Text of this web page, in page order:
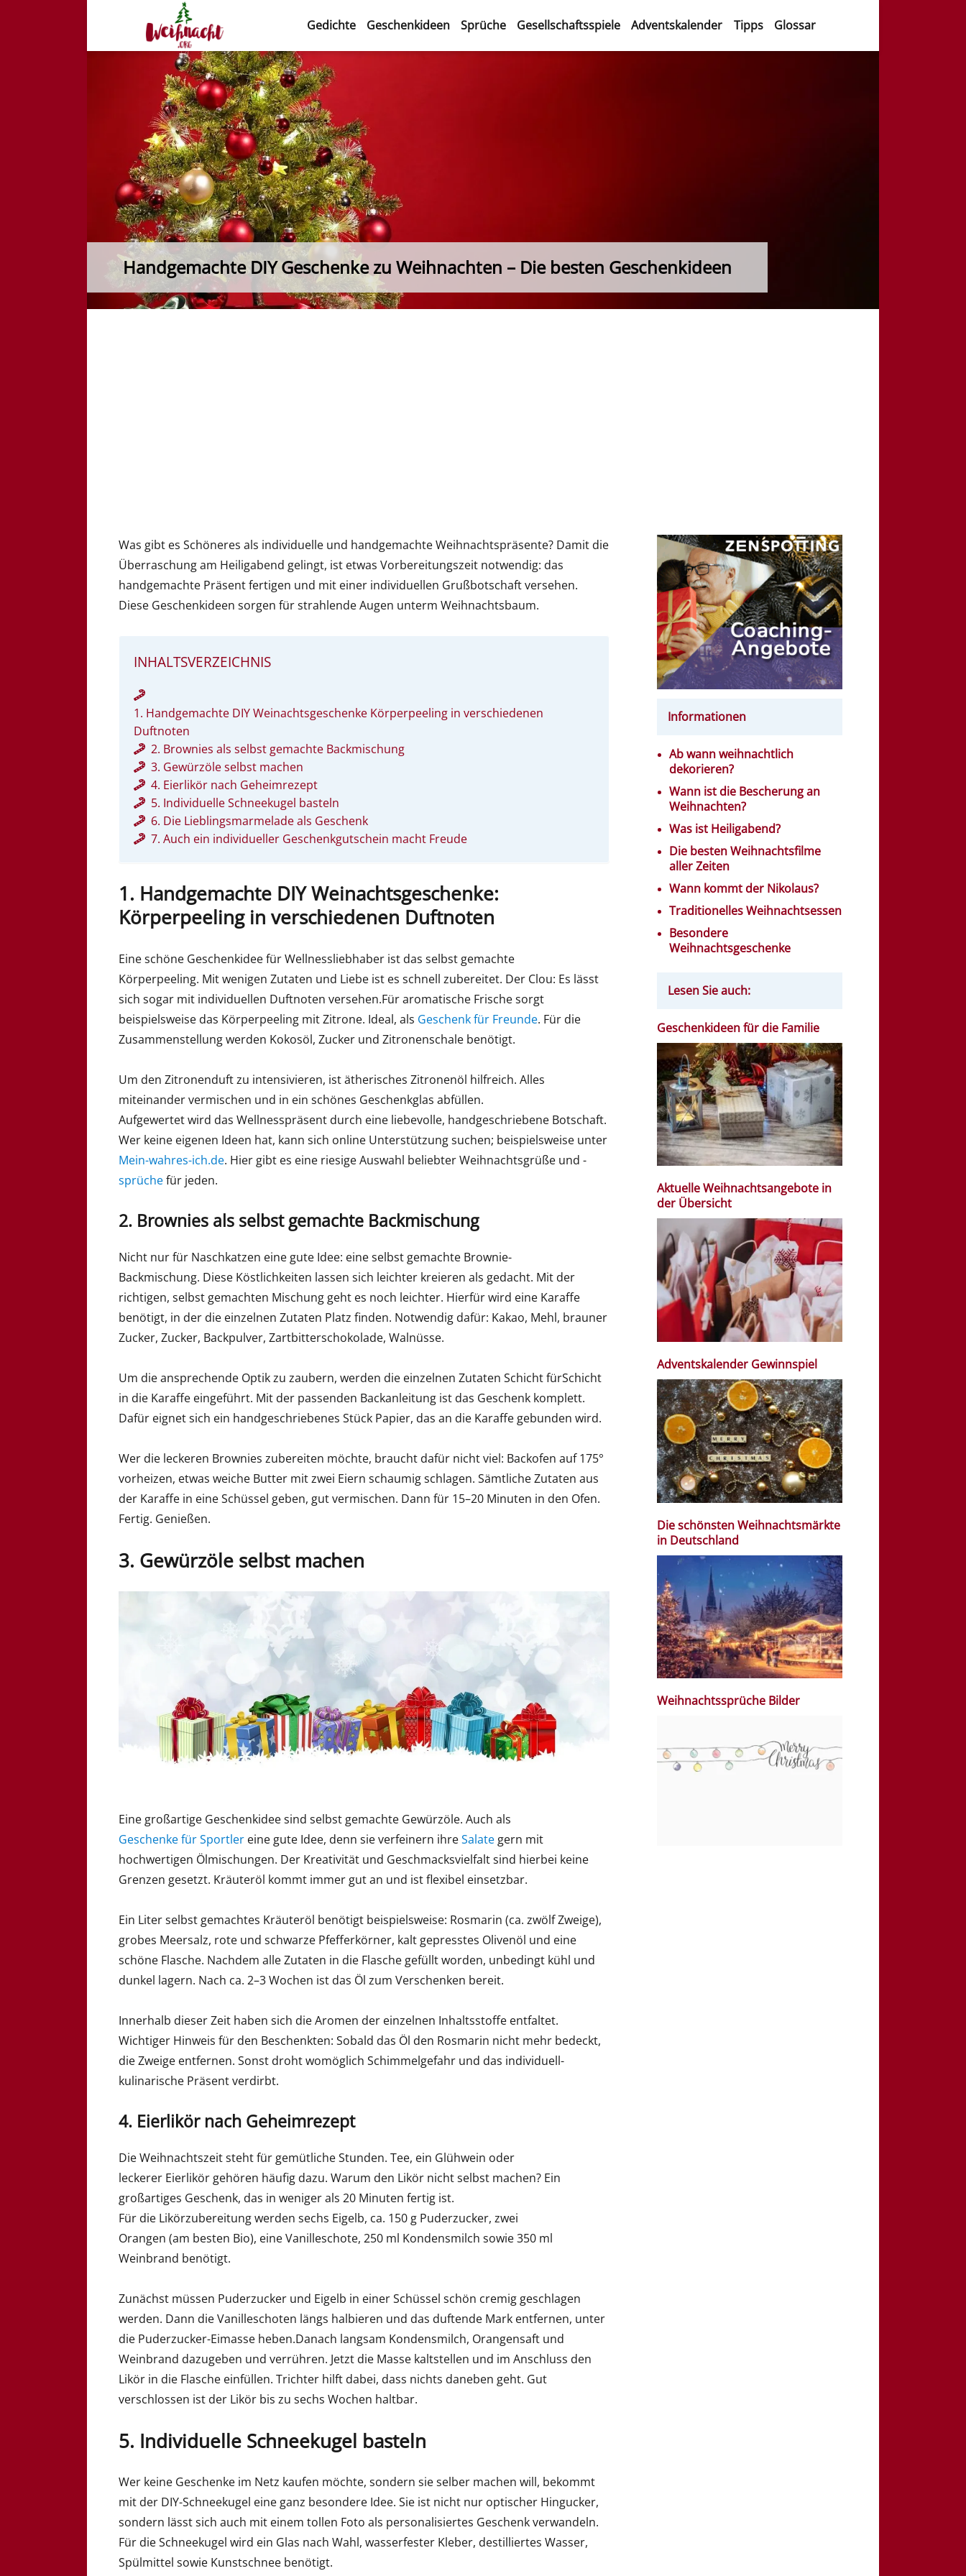
Weihnacht.org
Gedichte Geschenkideen Sprüche Gesellschaftsspiele Adventskalender Tipps Glossar
Handgemachte DIY Geschenke zu Weihnachten – Die besten Geschenkideen
Was gibt es Schöneres als individuelle und handgemachte Weihnachtspräsente? Damit die
Überraschung am Heiligabend gelingt, ist etwas Vorbereitungszeit notwendig: das
handgemachte Präsent fertigen und mit einer individuellen Grußbotschaft versehen.
Diese Geschenkideen sorgen für strahlende Augen unterm Weihnachtsbaum.
INHALTSVERZEICHNIS
1. Handgemachte DIY Weinachtsgeschenke Körperpeeling in verschiedenen
Duftnoten
2. Brownies als selbst gemachte Backmischung
3. Gewürzöle selbst machen
4. Eierlikör nach Geheimrezept
5. Individuelle Schneekugel basteln
6. Die Lieblingsmarmelade als Geschenk
7. Auch ein individueller Geschenkgutschein macht Freude
1. Handgemachte DIY Weinachtsgeschenke:
Körperpeeling in verschiedenen Duftnoten
Eine schöne Geschenkidee für Wellnessliebhaber ist das selbst gemachte
Körperpeeling. Mit wenigen Zutaten und Liebe ist es schnell zubereitet. Der Clou: Es lässt
sich sogar mit individuellen Duftnoten versehen.Für aromatische Frische sorgt
beispielsweise das Körperpeeling mit Zitrone. Ideal, als Geschenk für Freunde. Für die
Zusammenstellung werden Kokosöl, Zucker und Zitronenschale benötigt.
Um den Zitronenduft zu intensivieren, ist ätherisches Zitronenöl hilfreich. Alles
miteinander vermischen und in ein schönes Geschenkglas abfüllen.
Aufgewertet wird das Wellnesspräsent durch eine liebevolle, handgeschriebene Botschaft.
Wer keine eigenen Ideen hat, kann sich online Unterstützung suchen; beispielsweise unter
Mein-wahres-ich.de. Hier gibt es eine riesige Auswahl beliebter Weihnachtsgrüße und -
sprüchefür jeden.
2. Brownies als selbst gemachte Backmischung
Nicht nur für Naschkatzen eine gute Idee: eine selbst gemachte Brownie-
Backmischung. Diese Köstlichkeiten lassen sich leichter kreieren als gedacht. Mit der
richtigen, selbst gemachten Mischung geht es noch leichter. Hierfür wird eine Karaffe
benötigt, in der die einzelnen Zutaten Platz finden. Notwendig dafür: Kakao, Mehl, brauner
Zucker, Zucker, Backpulver, Zartbitterschokolade, Walnüsse.
Um die ansprechende Optik zu zaubern, werden die einzelnen Zutaten Schicht fürSchicht
in die Karaffe eingeführt. Mit der passenden Backanleitung ist das Geschenk komplett.
Dafür eignet sich ein handgeschriebenes Stück Papier, das an die Karaffe gebunden wird.
Wer die leckeren Brownies zubereiten möchte, braucht dafür nicht viel: Backofen auf 175°
vorheizen, etwas weiche Butter mit zwei Eiern schaumig schlagen. Sämtliche Zutaten aus
der Karaffe in eine Schüssel geben, gut vermischen. Dann für 15–20 Minuten in den Ofen.
Fertig. Genießen.
3. Gewürzöle selbst machen
Eine großartige Geschenkidee sind selbst gemachte Gewürzöle. Auch als
Geschenke für Sportler eine gute Idee, denn sie verfeinern ihreSalate gern mit
hochwertigen Ölmischungen. Der Kreativität und Geschmacksvielfalt sind hierbei keine
Grenzen gesetzt. Kräuteröl kommt immer gut an und ist flexibel einsetzbar.
Ein Liter selbst gemachtes Kräuteröl benötigt beispielsweise: Rosmarin (ca. zwölf Zweige),
grobes Meersalz, rote und schwarze Pfefferkörner, kalt gepresstes Olivenöl und eine
schöne Flasche. Nachdem alle Zutaten in die Flasche gefüllt worden, unbedingt kühl und
dunkel lagern. Nach ca. 2–3 Wochen ist das Öl zum Verschenken bereit.
Innerhalb dieser Zeit haben sich die Aromen der einzelnen Inhaltsstoffe entfaltet.
Wichtiger Hinweis für den Beschenkten: Sobald das Öl den Rosmarin nicht mehr bedeckt,
die Zweige entfernen. Sonst droht womöglich Schimmelgefahr und das individuell-
kulinarische Präsent verdirbt.
4. Eierlikör nach Geheimrezept
Die Weihnachtszeit steht für gemütliche Stunden. Tee, ein Glühwein oder
leckerer Eierlikör gehören häufig dazu. Warum den Likör nicht selbst machen? Ein
großartiges Geschenk, das in weniger als 20 Minuten fertig ist.
Für die Likörzubereitung werden sechs Eigelb, ca. 150 g Puderzucker, zwei
Orangen (am besten Bio), eine Vanilleschote, 250 ml Kondensmilch sowie 350 ml
Weinbrand benötigt.
Zunächst müssen Puderzucker und Eigelb in einer Schüssel schön cremig geschlagen
werden. Dann die Vanilleschoten längs halbieren und das duftende Mark entfernen, unter
die Puderzucker-Eimasse heben.Danach langsam Kondensmilch, Orangensaft und
Weinbrand dazugeben und verrühren. Jetzt die Masse kaltstellen und im Anschluss den
Likör in die Flasche einfüllen. Trichter hilft dabei, dass nichts daneben geht. Gut
verschlossen ist der Likör bis zu sechs Wochen haltbar.
5. Individuelle Schneekugel basteln
Wer keine Geschenke im Netz kaufen möchte, sondern sie selber machen will, bekommt
mit der DIY-Schneekugel eine ganz besondere Idee. Sie ist nicht nur optischer Hingucker,
sondern lässt sich auch mit einem tollen Foto als personalisiertes Geschenk verwandeln.
Für die Schneekugel wird ein Glas nach Wahl, wasserfester Kleber, destilliertes Wasser,
Spülmittel sowie Kunstschnee benötigt.
Informationen
Ab wann weihnachtlich
dekorieren?
Wann ist die Bescherung an
Weihnachten?
Was ist Heiligabend?
Die besten Weihnachtsfilme
aller Zeiten
Wann kommt der Nikolaus?
Traditionelles Weihnachtsessen
Besondere
Weihnachtsgeschenke
Lesen Sie auch:
Geschenkideen für die Familie
Aktuelle Weihnachtsangebote in
der Übersicht
Adventskalender Gewinnspiel
Die schönsten Weihnachtsmärkte
in Deutschland
Weihnachtssprüche Bilder